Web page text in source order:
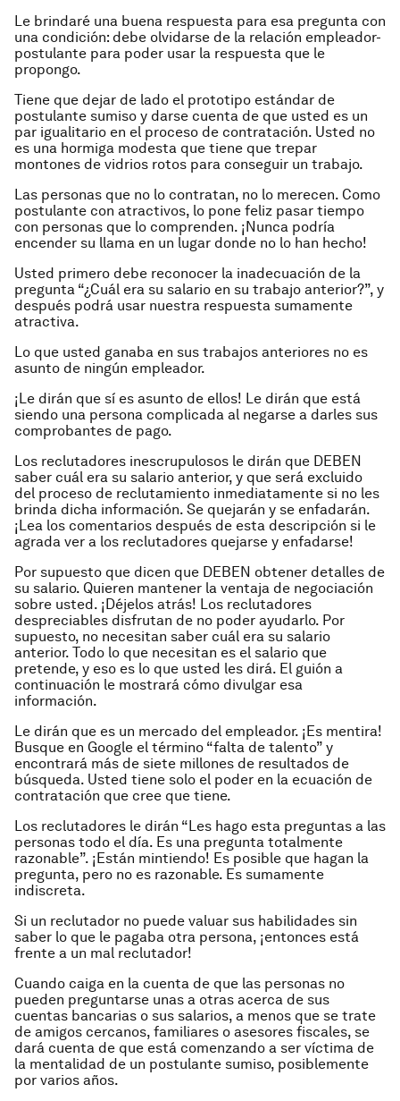
Le brindaré una buena respuesta para esa pregunta con
una condición: debe olvidarse de la relación empleador-
postulante para poder usar la respuesta que le
propongo.
Tiene que dejar de lado el prototipo estándar de
postulante sumiso y darse cuenta de que usted es un
par igualitario en el proceso de contratación. Usted no
es una hormiga modesta que tiene que trepar
montones de vidrios rotos para conseguir un trabajo.
Las personas que no lo contratan, no lo merecen. Como
postulante con atractivos, lo pone feliz pasar tiempo
con personas que lo comprenden. ¡Nunca podría
encender su llama en un lugar donde no lo han hecho!
Usted primero debe reconocer la inadecuación de la
pregunta “¿Cuál era su salario en su trabajo anterior?”, y
después podrá usar nuestra respuesta sumamente
atractiva.
Lo que usted ganaba en sus trabajos anteriores no es
asunto de ningún empleador.
¡Le dirán que sí es asunto de ellos! Le dirán que está
siendo una persona complicada al negarse a darles sus
comprobantes de pago.
Los reclutadores inescrupulosos le dirán que DEBEN
saber cuál era su salario anterior, y que será excluido
del proceso de reclutamiento inmediatamente si no les
brinda dicha información. Se quejarán y se enfadarán.
¡Lea los comentarios después de esta descripción si le
agrada ver a los reclutadores quejarse y enfadarse!
Por supuesto que dicen que DEBEN obtener detalles de
su salario. Quieren mantener la ventaja de negociación
sobre usted. ¡Déjelos atrás! Los reclutadores
despreciables disfrutan de no poder ayudarlo. Por
supuesto, no necesitan saber cuál era su salario
anterior. Todo lo que necesitan es el salario que
pretende, y eso es lo que usted les dirá. El guión a
continuación le mostrará cómo divulgar esa
información.
Le dirán que es un mercado del empleador. ¡Es mentira!
Busque en Google el término “falta de talento” y
encontrará más de siete millones de resultados de
búsqueda. Usted tiene solo el poder en la ecuación de
contratación que cree que tiene.
Los reclutadores le dirán “Les hago esta preguntas a las
personas todo el día. Es una pregunta totalmente
razonable”. ¡Están mintiendo! Es posible que hagan la
pregunta, pero no es razonable. Es sumamente
indiscreta.
Si un reclutador no puede valuar sus habilidades sin
saber lo que le pagaba otra persona, ¡entonces está
frente a un mal reclutador!
Cuando caiga en la cuenta de que las personas no
pueden preguntarse unas a otras acerca de sus
cuentas bancarias o sus salarios, a menos que se trate
de amigos cercanos, familiares o asesores fiscales, se
dará cuenta de que está comenzando a ser víctima de
la mentalidad de un postulante sumiso, posiblemente
por varios años.